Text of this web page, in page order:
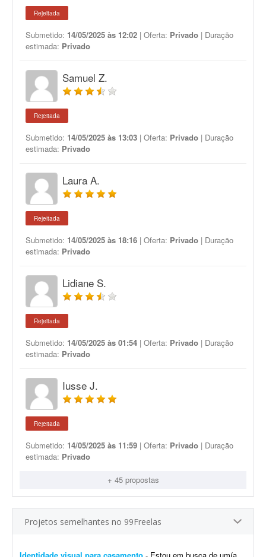
Rejeitada
Submetido: 14/05/2025 às 12:02 | Oferta: Privado | Duração
estimada: Privado
Samuel Z.
Rejeitada
Submetido: 14/05/2025 às 13:03 | Oferta: Privado | Duração
estimada: Privado
Laura A.
Rejeitada
Submetido: 14/05/2025 às 18:16 | Oferta: Privado | Duração
estimada: Privado
Lidiane S.
Rejeitada
Submetido: 14/05/2025 às 01:54 | Oferta: Privado | Duração
estimada: Privado
Iusse J.
Rejeitada
Submetido: 14/05/2025 às 11:59 | Oferta: Privado | Duração
estimada: Privado
+ 45 propostas
Projetos semelhantes no 99Freelas